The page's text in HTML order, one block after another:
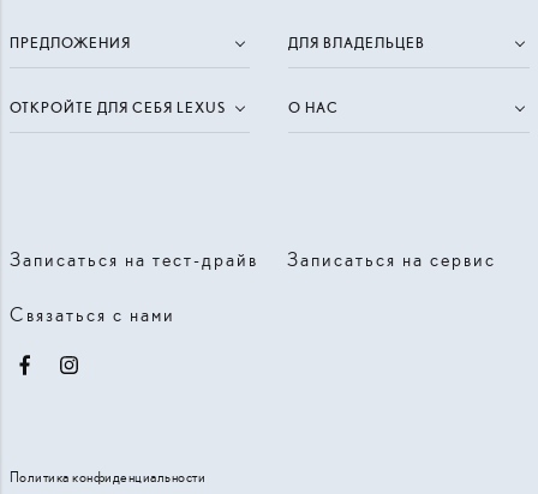
ПРЕДЛОЖЕНИЯ ДЛЯ ВЛАДЕЛЬЦЕВ
ОТКРОЙТЕ ДЛЯ СЕБЯ LEXUS О НАС
Записаться на тест-драйв Записаться на сервис
Связаться с нами
Facebook
Политика конфиденциальности